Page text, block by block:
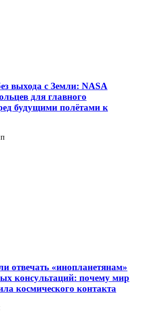
выхода с Земли: NASA
для главного
будущими полётами к
отвечать «инопланетянам»
консультаций: почему мир
космического контакта